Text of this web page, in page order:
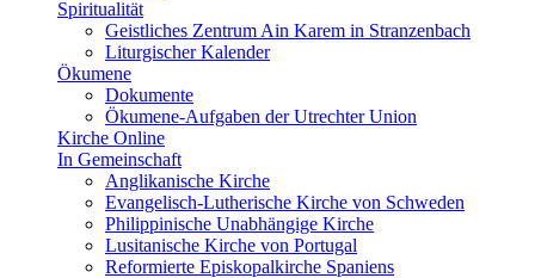
Spiritualität
Geistliches Zentrum Ain Karem in Stranzenbach
Liturgischer Kalender
Ökumene
Dokumente
Ökumene-Aufgaben der Utrechter Union
Kirche Online
In Gemeinschaft
Anglikanische Kirche
Evangelisch-Lutherische Kirche von Schweden
Philippinische Unabhängige Kirche
Lusitanische Kirche von Portugal
Reformierte Episkopalkirche Spaniens